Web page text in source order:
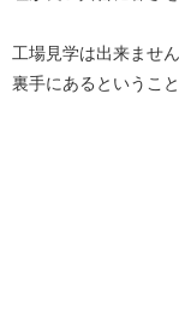
工場見学は出来ませ
裏手にあるというこ